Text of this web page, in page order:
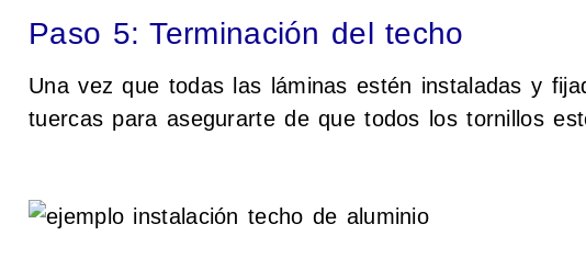
Paso 5: Terminación del techo
Una vez que todas las láminas estén instaladas y
tuercas para asegurarte de que todos los tornillos